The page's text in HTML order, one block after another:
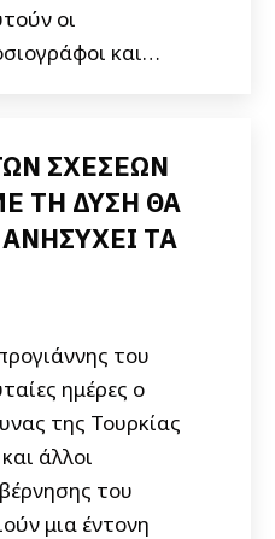
οι
και…
ΣΧΕΣΕΩΝ
ΤΗ ΔΥΣΗ ΘΑ
ΤΑ
του
ημέρες ο
της Τουρκίας
άλλοι
του
μια έντονη